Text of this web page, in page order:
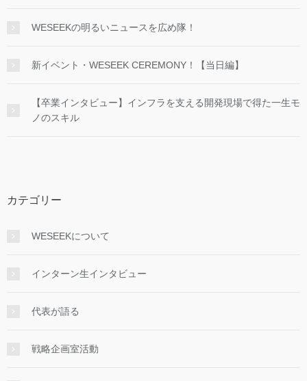
WESEEKの明るいニュースを広め隊！
新イベント・WESEEK CEREMONY！【当日編】
【卒業インタビュー】インフラを支える開発現場で得た一生モ
ノのスキル
カテゴリー
WESEEKについて
インターン生インタビュー
代表が語る
戦略企画室活動